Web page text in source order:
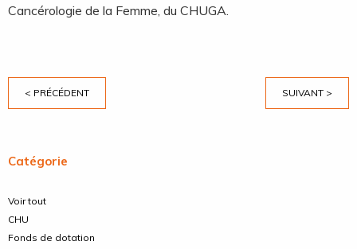
Cancérologie de la Femme, du CHUGA.
< PRÉCÉDENT SUIVANT >
Catégorie
Voir tout
CHU
Fonds de dotation